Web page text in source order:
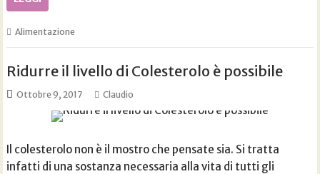
Alimentazione
Ridurre il livello di Colesterolo è possibile
Ottobre 9, 2017 Claudio
Il colesterolo non è il mostro che pensate sia. Si tratta
infatti di una sostanza necessaria alla vita di tutti gli